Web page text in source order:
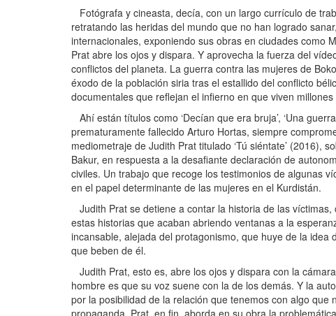
Fotógrafa y cineasta, decía, con un largo currículo de
retratando las heridas del mundo que no han logrado
internacionales, exponiendo sus obras en ciudades como
Prat abre los ojos y dispara. Y aprovecha la fuerza del
conflictos del planeta. La guerra contra las mujeres de
éxodo de la población siria tras el estallido del conflicto
documentales que reflejan el infierno en que viven
Ahí están títulos como ‘Decían que era bruja’, ‘Una
prematuramente fallecido Arturo Hortas, siempre
mediometraje de Judith Prat titulado ‘Tú siéntate’ (2016),
Bakur, en respuesta a la desafiante declaración de
civiles. Un trabajo que recoge los testimonios de algunas
en el papel determinante de las mujeres en el Kurdistán.
Judith Prat se detiene a contar la historia de las
estas historias que acaban abriendo ventanas a la
incansable, alejada del protagonismo, que huye de la
que beben de él.
Judith Prat, esto es, abre los ojos y dispara con la
hombre es que su voz suene con la de los demás. Y la
por la posibilidad de la relación que tenemos con algo